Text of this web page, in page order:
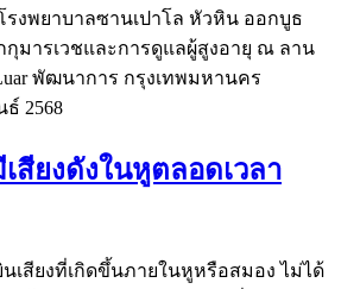
งพยาบาลซานเปาโล หัวหิน ออกบูธ
มารเวชและการดูแลผู้สูงอายุ ณ ลาน
พัฒนาการ กรุงเทพมหานคร
2568
สียงดังในหูตลอดเวลา
เสียงที่เกิดขึ้นภายในหูหรือสมอง ไม่ได้